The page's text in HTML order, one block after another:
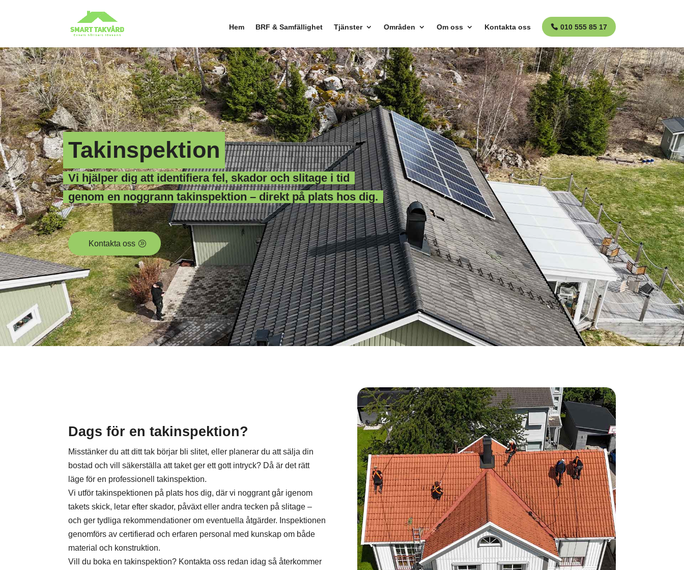
Hem BRF & Samfällighet Tjänster Områden Om oss Kontakta oss 010 555 85 17
Takinspektion
Vi hjälper dig att identifiera fel, skador och slitage i tid
genom en noggrann takinspektion – direkt på plats hos dig.
Kontakta oss
Dags för en takinspektion?
Misstänker du att ditt tak börjar bli slitet, eller planerar du att sälja din
bostad och vill säkerställa att taket ger ett gott intryck? Då är det rätt
läge för en professionell takinspektion.
Vi utför takinspektionen på plats hos dig, där vi noggrant går igenom
takets skick, letar efter skador, påväxt eller andra tecken på slitage –
och ger tydliga rekommendationer om eventuella åtgärder. Inspektionen
genomförs av certifierad och erfaren personal med kunskap om både
material och konstruktion.
Vill du boka en takinspektion? Kontakta oss redan idag så återkommer